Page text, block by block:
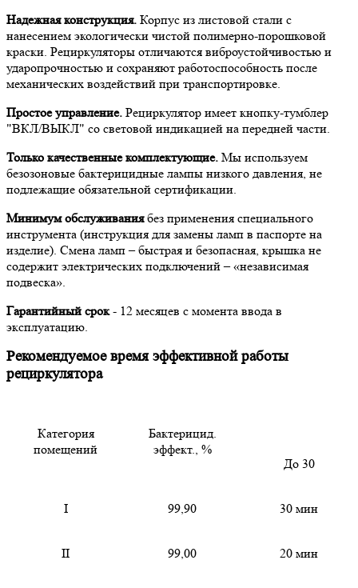
Надежная конструкция. Корпус из листовой стали с
нанесением экологически чистой полимерно-порошковой
краски. Рециркуляторы отличаются виброустойчивостью и
ударопрочностью и сохраняют работоспособность после
механических воздействий при транспортировке.
Простое управление. Рециркулятор имеет кнопку-тумблер
"ВКЛ/ВЫКЛ" со световой индикацией на передней части.
Только качественные комплектующие. Мы используем
безозоновые бактерицидные лампы низкого давления, не
подлежащие обязательной сертификации.
Минимум обслуживаниябез применения специального
инструмента (инструкция для замены ламп в паспорте на
изделие). Смена ламп – быстрая и безопасная, крышка не
содержит электрических подключений – «независимая
подвеска».
Гарантийный срок- 12 месяцев с момента ввода в
эксплуатацию.
Рекомендуемое время эффективной работы
рециркулятора
Категория
помещений
Бактерицид.
эффект., %
До 30
I 99,90 30 мин
II 99,00 20 мин